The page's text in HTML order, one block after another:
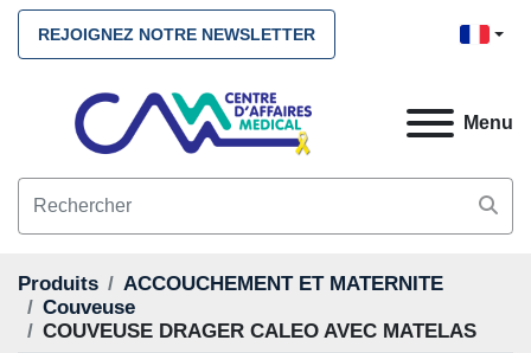
REJOIGNEZ NOTRE NEWSLETTER
Menu
Produits
ACCOUCHEMENT ET MATERNITE
Couveuse
COUVEUSE DRAGER CALEO AVEC MATELAS